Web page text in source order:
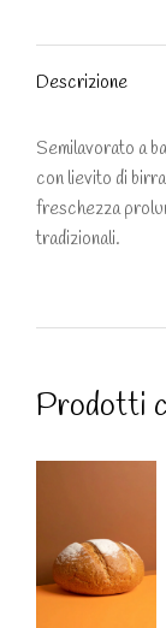
Descrizione
Semilavorato a
con lievito di
freschezza
tradizionali.
Prodotti